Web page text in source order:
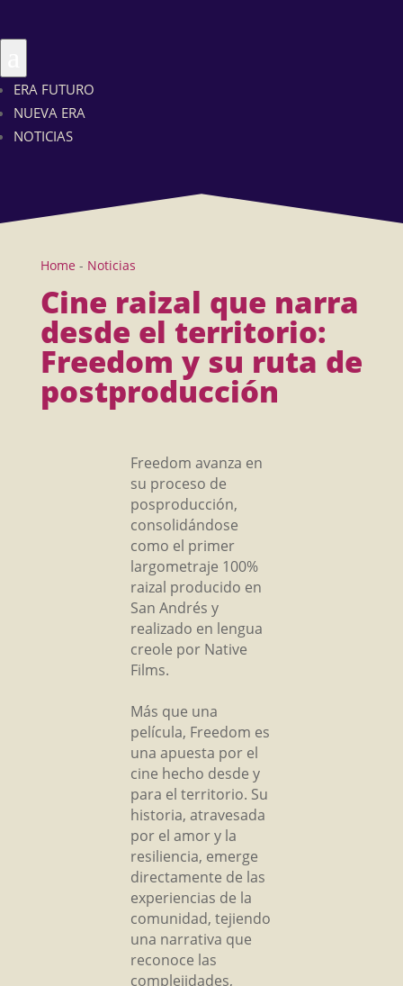
ERA FUTURO
NUEVA ERA
NOTICIAS
Home - Noticias
Cine raizal que narra
desde el territorio:
Freedom y su ruta de
postproducción
Freedom avanza en
su proceso de
posproducción,
consolidándose
como el primer
largometraje 100%
raizal producido en
San Andrés y
realizado en lengua
creole por Native
Films.
Más que una
película, Freedom es
una apuesta por el
cine hecho desde y
para el territorio. Su
historia, atravesada
por el amor y la
resiliencia, emerge
directamente de las
experiencias de la
comunidad, tejiendo
una narrativa que
reconoce las
complejidades,